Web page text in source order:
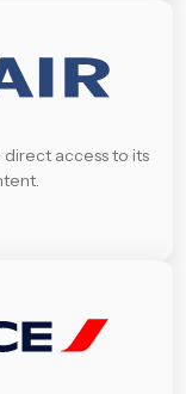
direct access to its